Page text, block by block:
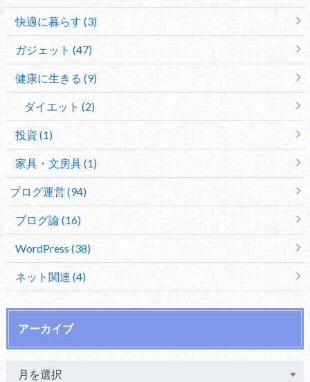
快適に暮らす (3)
ガジェット (47)
健康に生きる (9)
ダイエット (2)
投資 (1)
家具・文房具 (1)
ブログ運営 (94)
ブログ論 (16)
WordPress (38)
ネット関連 (4)
アーカイブ